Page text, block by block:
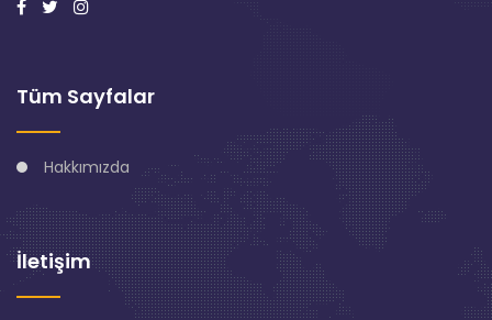
Tüm Sayfalar
Hakkımızda
İletişim